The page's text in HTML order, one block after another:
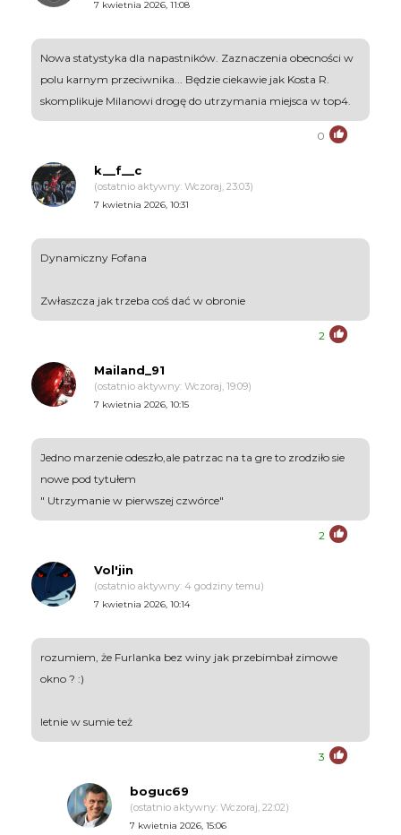
7 kwietnia 2026, 11:08
Nowa statystyka dla napastników. Zaznaczenia obecności w
polu karnym przeciwnika... Będzie ciekawie jak Kosta R.
skomplikuje Milanowi drogę do utrzymania miejsca w top4.
0
k__f__c
(ostatnio aktywny: Wczoraj, 23:03)
7 kwietnia 2026, 10:31
Dynamiczny Fofana
Zwłaszcza jak trzeba coś dać w obronie
2
Mailand_91
(ostatnio aktywny: Wczoraj, 19:09)
7 kwietnia 2026, 10:15
Jedno marzenie odeszło,ale patrzac na ta gre to zrodziło sie
nowe pod tytułem
" Utrzymanie w pierwszej czwórce"
2
Vol'jin
(ostatnio aktywny: 4 godziny temu)
7 kwietnia 2026, 10:14
rozumiem, że Furlanka bez winy jak przebimbał zimowe
okno ? :)
letnie w sumie też
3
boguc69
(ostatnio aktywny: Wczoraj, 22:02)
7 kwietnia 2026, 15:06